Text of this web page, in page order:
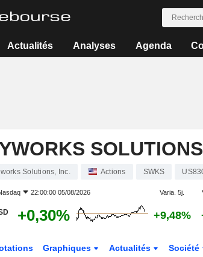
Actualités Analyses Agenda
Solutions, Inc. Actions SWKS
22:00:00 05/08/2026 Varia. 5j.
+0,30% +9,48%
Graphiques Actualités Société